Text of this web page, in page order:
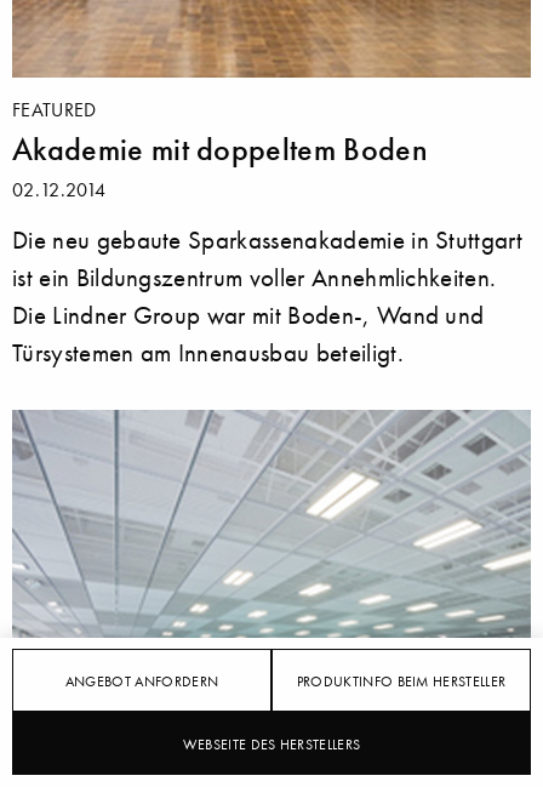
ANGEBOT ANFORDERN PRODUKTINFO BEIM HERSTELLER
WEBSEITE DES HERSTELLERS
FEATURED
Akademie mit doppeltem Boden
02.12.2014
Die neu gebaute Sparkassenakademie in Stuttgart
ist ein Bildungszentrum voller Annehmlichkeiten.
Die Lindner Group war mit Boden-, Wand und
Türsystemen am Innenausbau beteiligt.